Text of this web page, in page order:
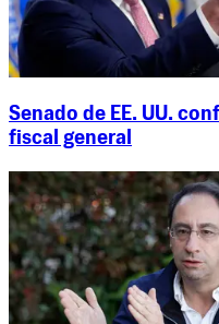
Senado de EE. UU.
fiscal general